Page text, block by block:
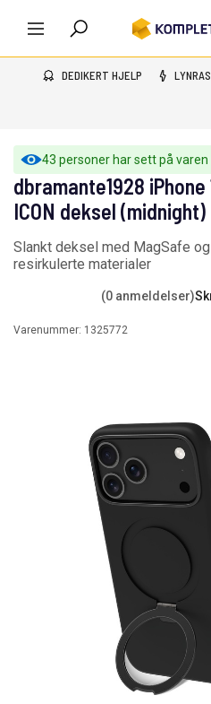
DEDIKERT HJELP
43 personer har sett på varen
dbramante1928 iPhone
ICON deksel (midnight)
Slankt deksel med MagSafe
resirkulerte materialer
(0 anmeldelser)
Varenummer: 1325772